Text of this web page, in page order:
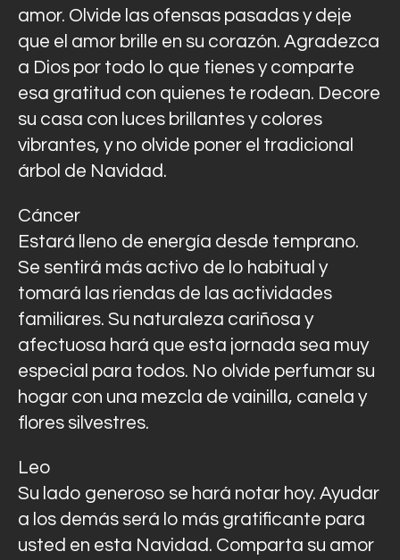
amor. Olvide las ofensas pasadas y deje
que el amor brille en su corazón. Agradezca
a Dios por todo lo que tienes y comparte
esa gratitud con quienes te rodean. Decore
su casa con luces brillantes y colores
vibrantes, y no olvide poner el tradicional
árbol de Navidad.
Cáncer
Estará lleno de energía desde temprano.
Se sentirá más activo de lo habitual y
tomará las riendas de las actividades
familiares. Su naturaleza cariñosa y
afectuosa hará que esta jornada sea muy
especial para todos. No olvide perfumar su
hogar con una mezcla de vainilla, canela y
flores silvestres.
Leo
Su lado generoso se hará notar hoy. Ayudar
a los demás será lo más gratificante para
usted en esta Navidad. Comparta su amor